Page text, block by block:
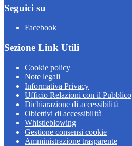
Seguici su
Facebook
Sezione Link Utili
Cookie policy
Note legali
Informativa Privacy
Ufficio Relazioni con il Pubblico
Dichiarazione di accessibilità
Obiettivi di accessibilità
Whistleblowing
Gestione consensi cookie
Amministrazione trasparente